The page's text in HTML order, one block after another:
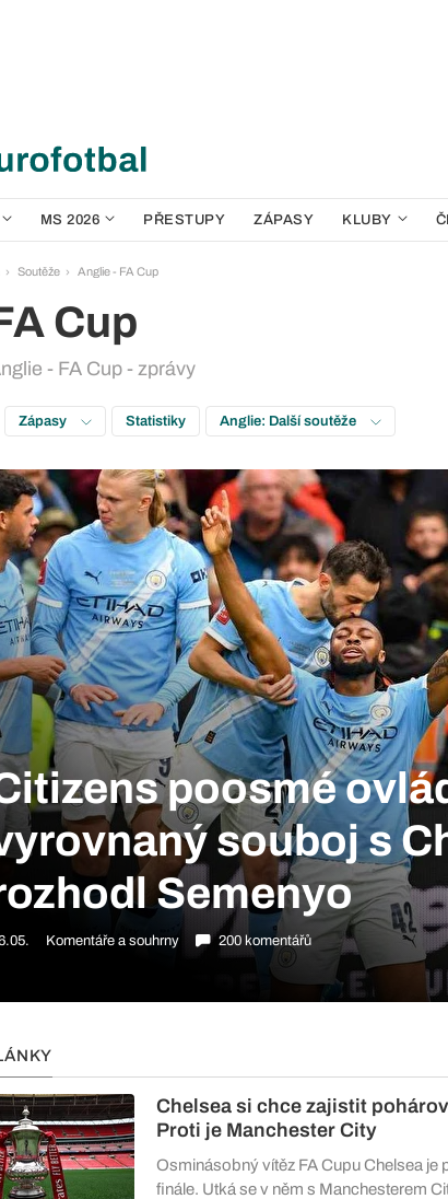
MS 2026 PŘESTUPY ZÁPASY KLUBY
Soutěže Anglie - FA Cup
Cup
- FA Cup - zprávy
Zápasy Statistiky Anglie: Další soutěže
poosmé
souboj s
Semenyo
Komentáře a souhrny 200 komentářů
Chelsea si chce zajistit
Proti je Manchester City
Osminásobný vítěz FA Cupu Chelsea
finále. Utká se v něm s Manchesterem